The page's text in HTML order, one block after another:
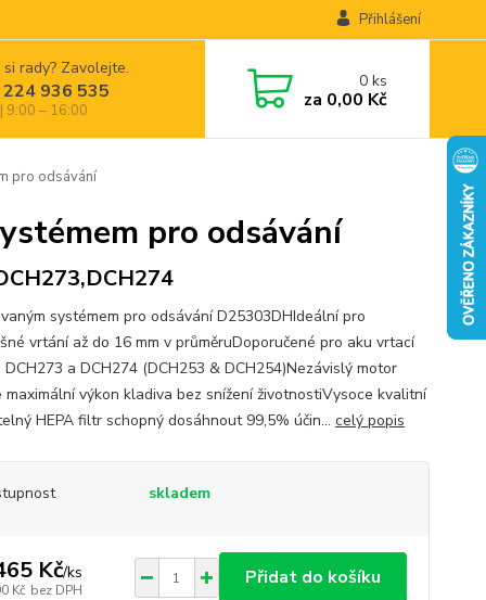
Přihlášení
rady? Zavolejte.
936 535
9:00 – 16:00
0ks
za 0,00 Kč
pro odsávání
pro odsávání
systémem pro odsávání D25303DHIdeální pro
vrtání až do 16 mm v průměruDoporučené pro aku vrtací
a DCH274 (DCH253 & DCH254)Nezávislý motor
maximální výkon kladiva bez snížení životnostiVysoce kvalitní
HEPA filtr schopný dosáhnout 99,5% účin... celý popis
skladem
Kč/ks
Kč bez DPH
Přidat do košíku